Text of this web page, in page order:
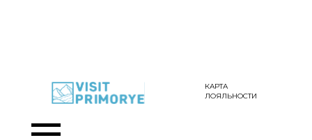
КАРТА
ЛОЯЛЬНОСТИ